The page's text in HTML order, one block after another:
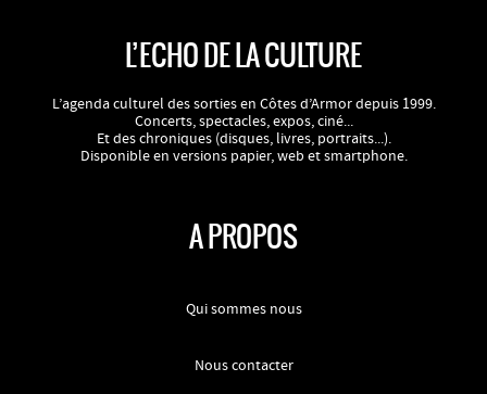
L’ECHO DE LA CULTURE
L’agenda culturel des sorties en Côtes d’Armor depuis 1999.
Concerts, spectacles, expos, ciné...
Et des chroniques (disques, livres, portraits...).
Disponible en versions papier, web et smartphone.
A PROPOS
Qui sommes nous
Nous contacter